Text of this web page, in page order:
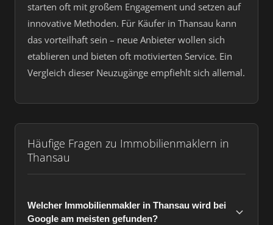
starten oft mit großem Engagement und setzen auf
innovative Methoden. Für Käufer in Thansau kann
das vorteilhaft sein – neue Anbieter wollen sich
etablieren und bieten oft motivierten Service. Ein
Vergleich dieser Neuzugänge empfiehlt sich allemal.
Häufige Fragen zu Immobilienmaklern in
Thansau
Welcher Immobilienmakler in Thansau wird bei
Google am meisten gefunden?